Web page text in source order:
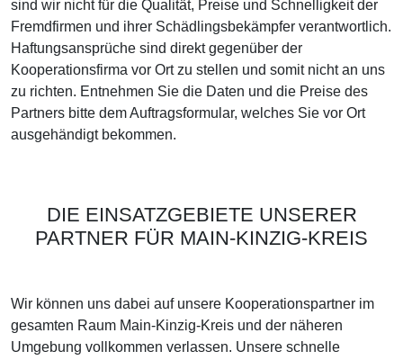
sind wir nicht für die Qualität, Preise und Schnelligkeit der
Fremdfirmen und ihrer Schädlingsbekämpfer verantwortlich.
Haftungsansprüche sind direkt gegenüber der
Kooperationsfirma vor Ort zu stellen und somit nicht an uns
zu richten. Entnehmen Sie die Daten und die Preise des
Partners bitte dem Auftragsformular, welches Sie vor Ort
ausgehändigt bekommen.
DIE EINSATZGEBIETE UNSERER
PARTNER FÜR MAIN-KINZIG-KREIS
Wir können uns dabei auf unsere Kooperationspartner im
gesamten Raum Main-Kinzig-Kreis und der näheren
Umgebung vollkommen verlassen. Unsere schnelle